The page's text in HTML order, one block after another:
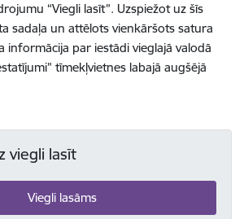
“Viegli lasīt”. Uzspiežot uz šīs
sadaļa un attēlots vienkāršots satura
informācija par iestādi vieglajā valodā
tīmekļvietnes labajā augšējā
viegli lasīt
Viegli lasāms